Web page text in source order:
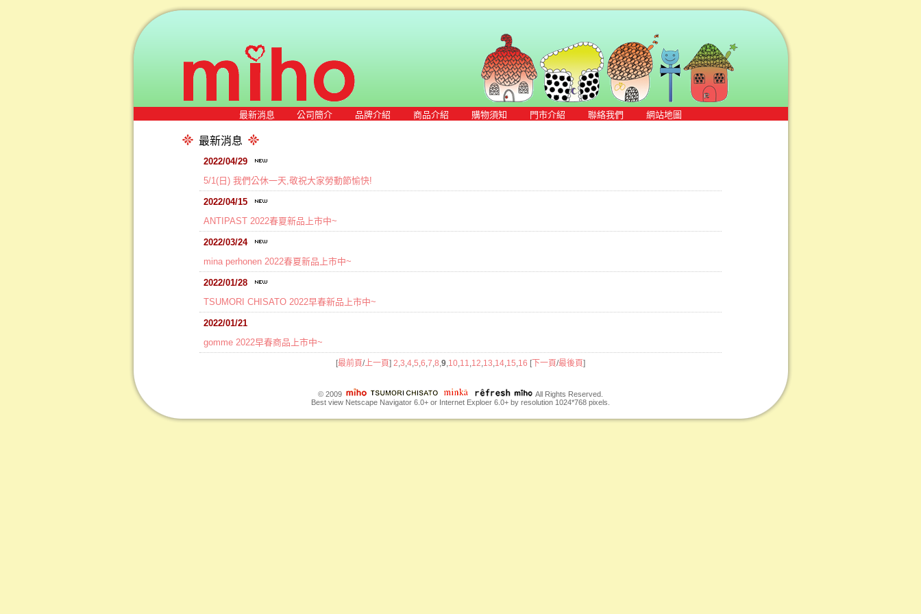
最新消息 公司簡介 品牌介紹 商品介紹 購物須知 門市介紹 聯絡我們 網站地圖
最新消息
2022/04/29
5/1(日) 我們公休一天,敬祝大家勞動節愉快!
2022/04/15
ANTIPAST 2022春夏新品上市中~
2022/03/24
mina perhonen 2022春夏新品上市中~
2022/01/28
TSUMORI CHISATO 2022早春新品上市中~
2022/01/21
gomme 2022早春商品上市中~
[最前頁/上一頁] 2 3 4 5 6 7 8 9 10 11 12 13 14 15 16 [下一頁/最後頁]
© 2009
All Rights Reserved.
Best view Netscape Navigator 6.0+ or Internet Exploer 6.0+ by resolution 1024*768 pixels.